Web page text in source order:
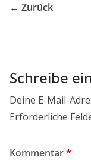
← Zurück
Schreibe
Deine E-Mail-
Erforderliche
Kommentar*